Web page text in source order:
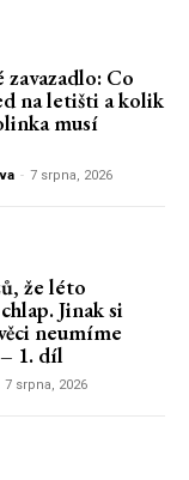
Co
na letišti a kolik
musí
- 7 srpna, 2026
že léto
Jinak si
neumíme
1. díl
7 srpna, 2026